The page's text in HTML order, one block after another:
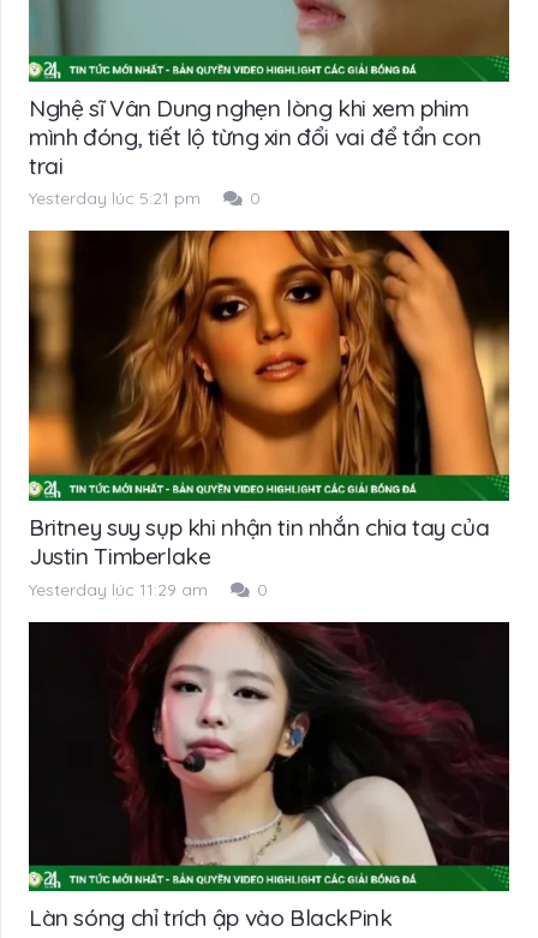
Nghệ sĩ Vân Dung nghẹn lòng khi xem phim
mình đóng, tiết lộ từng xin đổi vai để tẩn con
trai
Yesterday lúc 5:21 pm 0
Britney suy sụp khi nhận tin nhắn chia tay của
Justin Timberlake
Yesterday lúc 11:29 am 0
Làn sóng chỉ trích ập vào BlackPink